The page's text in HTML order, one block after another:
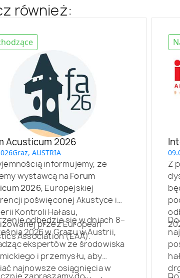
również:
Acusticum 2026
Graz, AUSTRIA
informujemy, że
wystawcą naForum
2026, Europejskiej
poświęconej Akustyce i
Kontroli Hałasu,
przez European
Association (EAA).
odbędzie się w dniach 8–
2026 w Grazu w Austrii,
ekspertów ze środowiska
i przemysłu, aby
najnowsze osiągnięcia w
Z